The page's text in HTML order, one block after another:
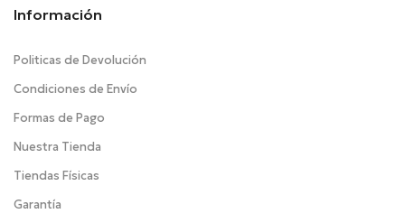
Información
Politicas de Devolución
Condiciones de Envío
Formas de Pago
Nuestra Tienda
Tiendas Físicas
Garantía